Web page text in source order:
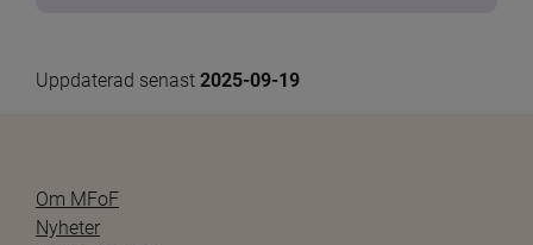
Uppdaterad senast 2025-09-19
Om MFoF
Nyheter